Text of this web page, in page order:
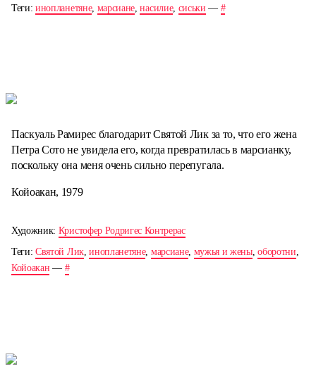
Теги:инопланетяне, марсиане ,насилие, сиськи — #
Паскуаль Рамирес благодарит Святой Лик за то, что его жена
Петра Сото не увидела его, когда превратилась в марсианку,
поскольку она меня очень сильно перепугала.
Койоакан, 1979
Художник: Кристофер Родригес Контрерас
Теги:Святой Лик,инопланетяне, марсиане, мужья и жены,оборотни,
Койоакан — #